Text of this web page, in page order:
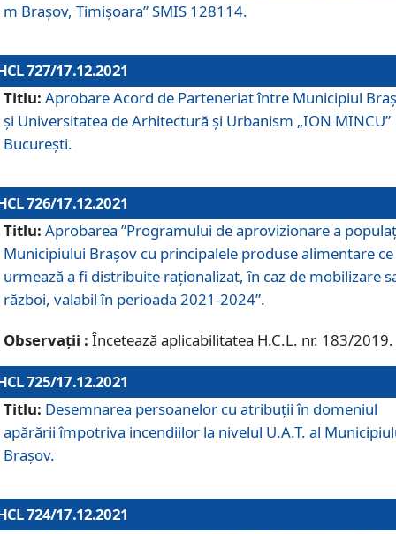
m Brașov, Timișoara” SMIS 128114.
727/17.12.2021
Titlu: Aprobare Acord de Parteneriat între Municipiul
și Universitatea de Arhitectură și Urbanism „ION MINCU”
București.
726/17.12.2021
Titlu: Aprobarea ”Programului de aprovizionare a
Municipiului Braşov cu principalele produse alimentare ce
urmează a fi distribuite raționalizat, în caz de mobilizare
război, valabil în perioada 2021-2024”.
Observații : Încetează aplicabilitatea H.C.L. nr. 183/2019.
725/17.12.2021
Titlu: Desemnarea persoanelor cu atribuții în domeniul
apărării împotriva incendiilor la nivelul U.A.T. al
Brașov.
724/17.12.2021